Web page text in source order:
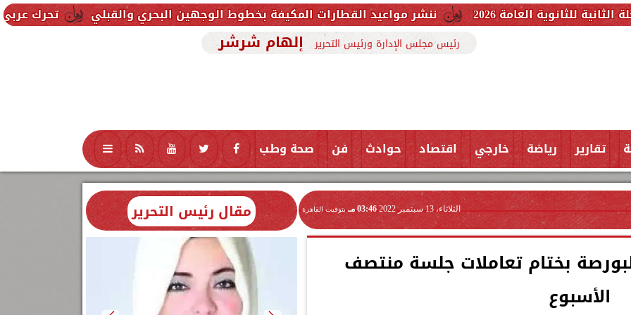
تحرك عربي وإسلامي ننشر مواعيد القطارات المكيفة بخطوط الوجهين البحري والقبلي 2026
رئيس مجلس الإدارة ورئيس التحرير إلهام شرشر
تقارير رياضة خارجي اقتصاد حوادث فن صحة وطب تكنولوجيا منوعات محافظات
الثلاثاء، 13 سبتمبر 2022 03:46 مـ بتوقيت القاهرة
البورصة بختام تعاملات جلسة منتصف
الأسبوع
مقال رئيس التحرير